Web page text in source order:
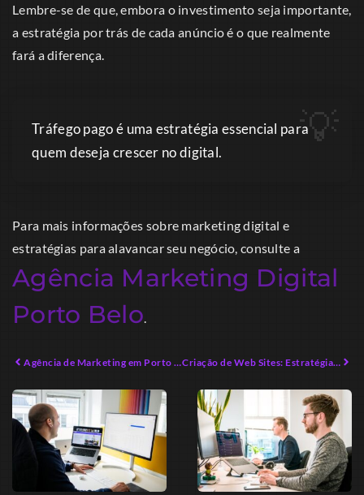
Lembre-se de que, embora o investimento seja importante,
a estratégia por trás de cada anúncio é o que realmente
fará a diferença.
Tráfego pago é uma estratégia essencial para
quem deseja crescer no digital.
Para mais informações sobre marketing digital e
estratégias para alavancar seu negócio, consulte a
Agência Marketing Digital
Porto Belo.
Agência de Marketing em Porto Belo: Estratégias Inovadoras para o Sucesso Local Criação de Web Sites: Estratégias Eficazes para Empreendedores Modernos